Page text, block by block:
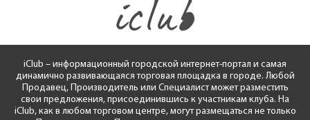
iClub – информационный городской интернет-портал и самая
динамично развивающаяся торговая площадка в городе. Любой
Продавец, Производитель или Специалист может разместить
свои предложения, присоединившись к участникам клуба. На
iClub, как в любом торговом центре, могут размещаться не только